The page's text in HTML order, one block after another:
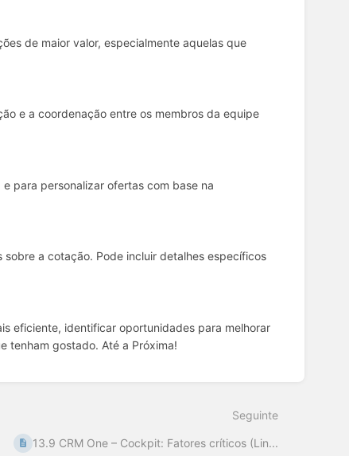
de maior valor, especialmente aquelas que
e a coordenação entre os membros da equipe
para personalizar ofertas com base na
a cotação. Pode incluir detalhes específicos
eficiente, identificar oportunidades para melhorar
tenham gostado. Até a Próxima!
Seguinte
13.9 CRM One – Cockpit: Fatores críticos (Lin...